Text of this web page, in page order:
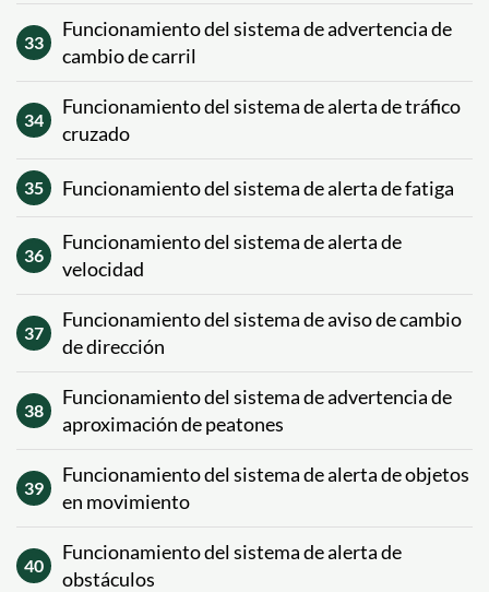
33
Funcionamiento del sistema de advertencia de
cambio de carril
34
Funcionamiento del sistema de alerta de tráfico
cruzado
35 Funcionamiento del sistema de alerta de fatiga
36
Funcionamiento del sistema de alerta de
velocidad
37
Funcionamiento del sistema de aviso de cambio
de dirección
38
Funcionamiento del sistema de advertencia de
aproximación de peatones
39
Funcionamiento del sistema de alerta de objetos
en movimiento
40
Funcionamiento del sistema de alerta de
obstáculos